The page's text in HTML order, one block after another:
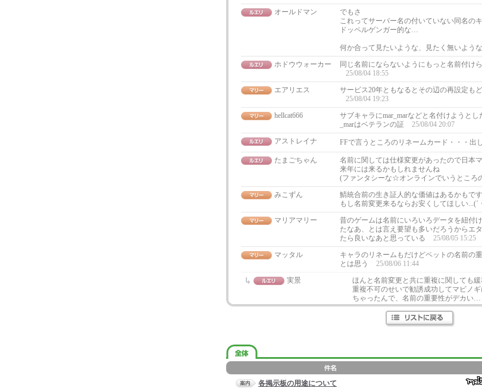
オールドマン
でもさ
これってサーバー名の付いていない同名の
ドッペルゲンガー的な…
何か合って見たいような、見たく無いよう
ホドウウォーカー
同じ名前にならないようにもっと名前付け
25/08/04 18:55
エアリエス
サービス20年ともなるとその辺の再設定
25/08/04 19:23
hellcat666
サブキャラにmar_marなどと名付けようとし
_marはベテランの証
25/08/04 20:07
アストレイナ
FFで言うところのリネームカード・・・出
たまごちゃん
名前に関しては仕様変更があったので日本
来年には来るかもしれませんね
(ファンタシーな☆オンラインでいうところ
みこずん
鯖統合前の生き証人的な価値はあるかもで
もし名前変更来るならお安くしてほしい...(´
マリアマリー
昔のゲームは名前にいろいろデータを紐付
たなあ、とは言え要望も多いだろうからエ
たら良いなあと思っている
25/08/05 15:25
マッタル
キャラのリネームもだけどペットの名前の
とは思う
25/08/06 11:44
実景
ほんと名前変更と共に重複に関しても
重複不可のせいで勧誘成功してマビノ
ちゃったんで、名前の重要性がデカい…
各掲示板の用途について